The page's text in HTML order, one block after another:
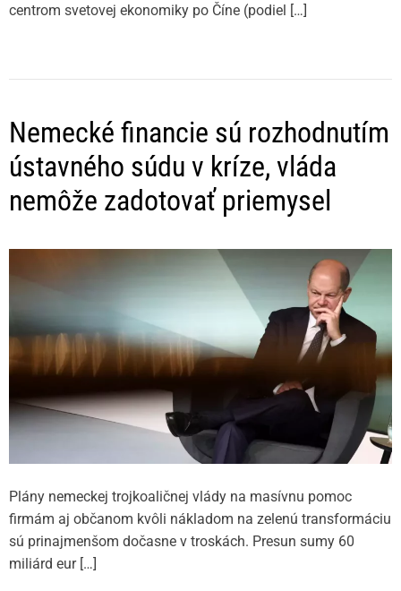
centrom svetovej ekonomiky po Číne (podiel […]
Nemecké financie sú rozhodnutím
ústavného súdu v kríze, vláda
nemôže zadotovať priemysel
Plány nemeckej trojkoaličnej vlády na masívnu pomoc
firmám aj občanom kvôli nákladom na zelenú transformáciu
sú prinajmenšom dočasne v troskách. Presun sumy 60
miliárd eur […]